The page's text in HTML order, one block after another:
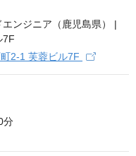
2-1 芙蓉ビル7F
分